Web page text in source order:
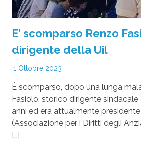
E’ scomparso Renzo
dirigente della Uil
1 Ottobre 2023
È scomparso, dopo una lunga
Fasiolo, storico dirigente sindacale
anni ed era attualmente presidente
(Associazione per i Diritti degli
[…]